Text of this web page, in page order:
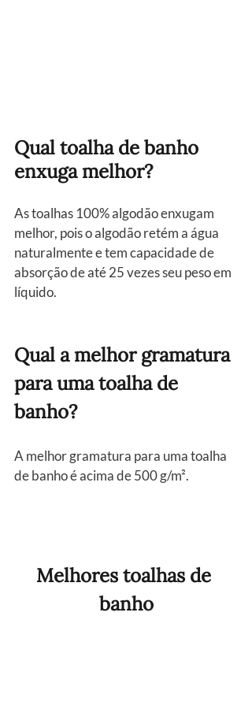
Qual toalha de banho
enxuga melhor?
As toalhas 100% algodão enxugam
melhor, pois o algodão retém a água
naturalmente e tem capacidade de
absorção de até 25 vezes seu peso em
líquido.
Qual a melhor gramatura
para uma toalha de
banho?
A melhor gramatura para uma toalha
de banho é acima de 500 g/m².
Melhores toalhas de
banho